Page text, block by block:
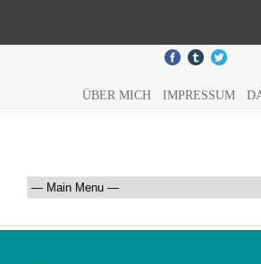
ÜBER MICH IMPRESSUM